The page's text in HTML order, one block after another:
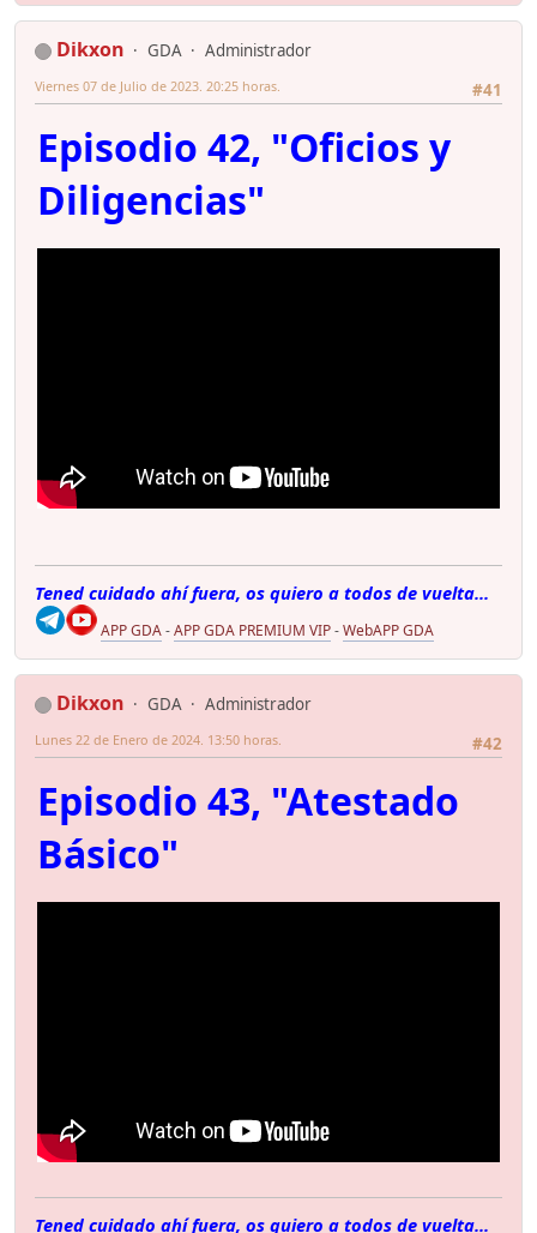
Dikxon GDA
Administrador
#41
Viernes 07 de Julio de 2023. 20:25 horas.
Episodio 42, "Oficios y
Diligencias"
Tened cuidado ahí fuera, os quiero a todos de vuelta...
APP GDA-APP GDA PREMIUM VIP-WebAPP GDA
Dikxon GDA
Administrador
#42
Lunes 22 de Enero de 2024. 13:50 horas.
Episodio 43, "Atestado
Básico"
Tened cuidado ahí fuera, os quiero a todos de vuelta...